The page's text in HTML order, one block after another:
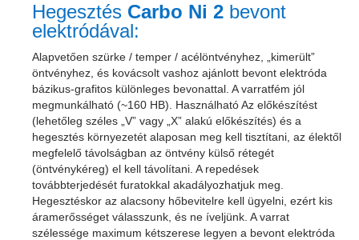
Hegesztés Carbo Ni 2 bevont
elektródával:
Alapvetően szürke / temper / acélöntvényhez, „kimerült”
öntvényhez, és kovácsolt vashoz ajánlott bevont elektróda
bázikus-grafitos különleges bevonattal. A varratfém jól
megmunkálható (~160 HB). Használható Az előkészítést
(lehetőleg széles „V” vagy „X” alakú előkészítés) és a
hegesztés környezetét alaposan meg kell tisztítani, az élektől
megfelelő távolságban az öntvény külső rétegét
(öntvénykéreg) el kell távolítani. A repedések
továbbterjedését furatokkal akadályozhatjuk meg.
Hegesztéskor az alacsony hőbevitelre kell ügyelni, ezért kis
áramerősséget válasszunk, és ne íveljünk. A varrat
szélessége maximum kétszerese legyen a bevont elektróda